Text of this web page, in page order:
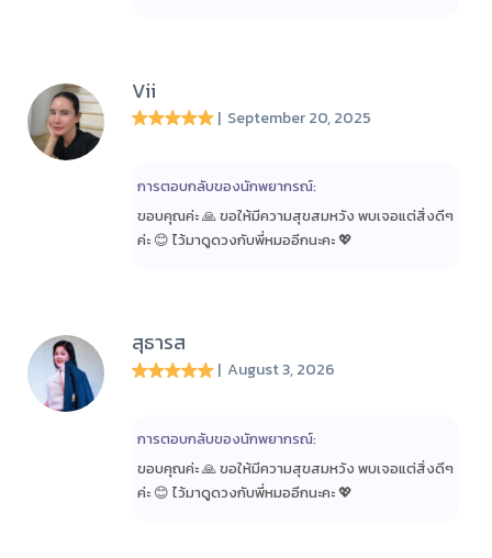
Vii
| September 20, 2025
การตอบกลับของนักพยากรณ์:
ขอบคุณค่ะ 🙏 ขอให้มีความสุขสมหวัง พบเจอแต่สิ่งดีๆ
ค่ะ 😊 ไว้มาดูดวงกับพี่หมออีกนะคะ 💖
สุธารส
| August 3, 2026
การตอบกลับของนักพยากรณ์:
ขอบคุณค่ะ 🙏 ขอให้มีความสุขสมหวัง พบเจอแต่สิ่งดีๆ
ค่ะ 😊 ไว้มาดูดวงกับพี่หมออีกนะคะ 💖